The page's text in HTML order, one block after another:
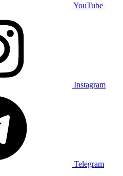
YouTube
Instagram
Telegram